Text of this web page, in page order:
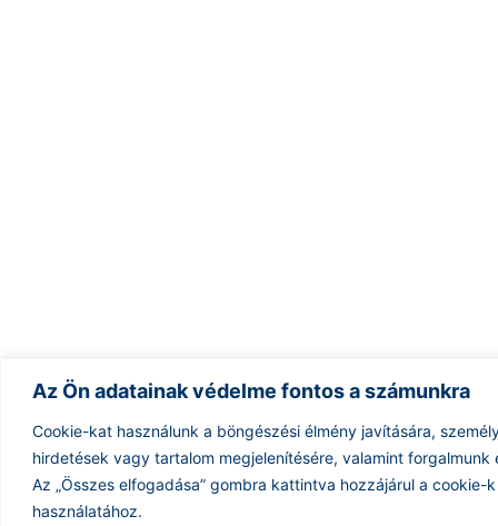
Az Ön adatainak védelme fontos a számunkra
Cookie-kat használunk a böngészési élmény javítására,
hirdetések vagy tartalom megjelenítésére, valamint forgalmunk
Az „Összes elfogadása” gombra kattintva hozzájárul a cookie-k
használatához.